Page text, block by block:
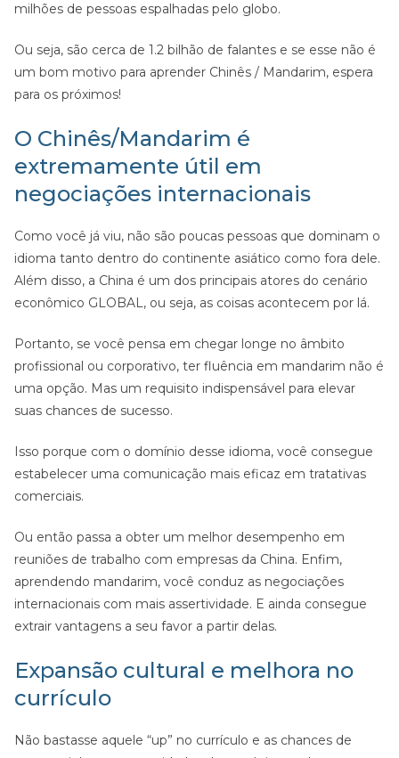
milhões de pessoas espalhadas pelo globo.
Ou seja, são cerca de 1.2 bilhão de falantes e se esse não é
um bom motivo para aprender Chinês / Mandarim, espera
para os próximos!
O Chinês/Mandarim é
extremamente útil em
negociações internacionais
Como você já viu, não são poucas pessoas que dominam o
idioma tanto dentro do continente asiático como fora dele.
Além disso, a China é um dos principais atores do cenário
econômico GLOBAL, ou seja, as coisas acontecem por lá.
Portanto, se você pensa em chegar longe no âmbito
profissional ou corporativo, ter fluência em mandarim não é
uma opção. Mas um requisito indispensável para elevar
suas chances de sucesso.
Isso porque com o domínio desse idioma, você consegue
estabelecer uma comunicação mais eficaz em tratativas
comerciais.
Ou então passa a obter um melhor desempenho em
reuniões de trabalho com empresas da China. Enfim,
aprendendo mandarim, você conduz as negociações
internacionais com mais assertividade. E ainda consegue
extrair vantagens a seu favor a partir delas.
Expansão cultural e melhora no
currículo
Não bastasse aquele “up” no currículo e as chances de